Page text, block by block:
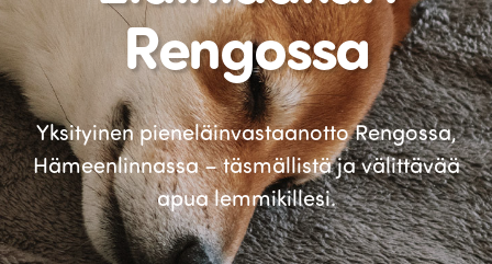
Rengossa
Yksityinen pieneläinvastaanotto Rengossa,
Hämeenlinnassa – täsmällistä ja välittävää
apua lemmikillesi.